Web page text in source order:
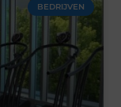
BEDRIJVEN